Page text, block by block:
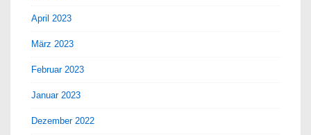
April 2023
März 2023
Februar 2023
Januar 2023
Dezember 2022